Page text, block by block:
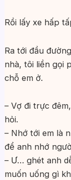
Rồi lấy xe hấp
Ra tới đầu
nhà, tôi liền gọi
chỗ em ở.
– Vợ đi trực
hỏi.
– Nhớ tới em là
để anh nhớ
– Ư… ghét anh
muốn uống gì